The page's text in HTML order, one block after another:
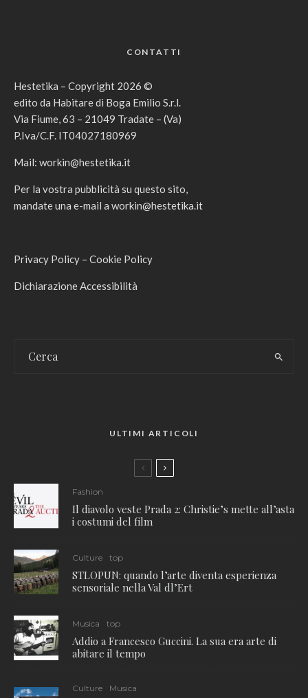
CONTATTI
Hestetika – Copyright 2026 ©
edito da Habitare di Boga Emilio S.r.l.
Via Fiume, 63 – 21049 Tradate – (Va)
P.Iva/C.F. IT04027180969
Mail: workin@hestetika.it
Per la vostra pubblicità su questo sito,
mandate una e-mail a workin@hestetika.it
Privacy Policy – Cookie Policy
Dichiarazione Accessibilità
ULTIMI ARTICOLI
Fashion
Il diavolo veste Prada 2: Christie’s mette all’asta
i costumi del film
Culture top
STLOPUN: quando l’arte diventa esperienza
sensoriale nella Val dl’Ert
Musica top
Addio a Francesco Guccini. La sua era arte di
abitare il tempo
Culture Musica